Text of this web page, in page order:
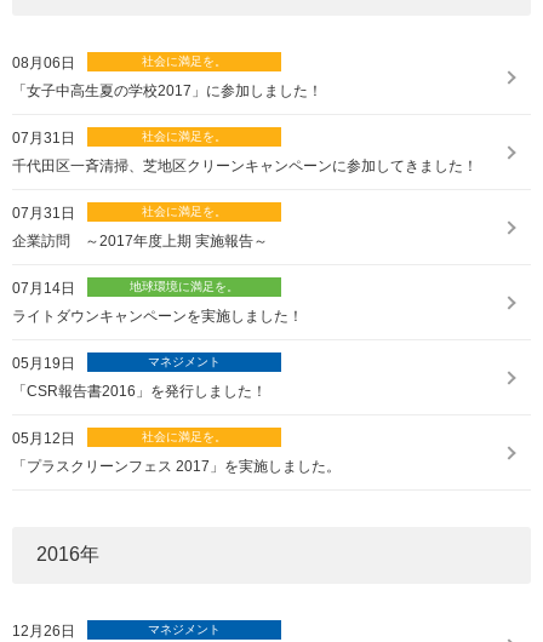
08月06日
「女子中高生夏の学校2017」に参加しました！
07月31日
千代田区一斉清掃、芝地区クリーンキャンペーンに参加してきました！
07月31日
企業訪問 ～2017年度上期 実施報告～
07月14日
ライトダウンキャンペーンを実施しました！
05月19日
「CSR報告書2016」を発行しました！
05月12日
「プラスクリーンフェス 2017」を実施しました。
2016年
12月26日